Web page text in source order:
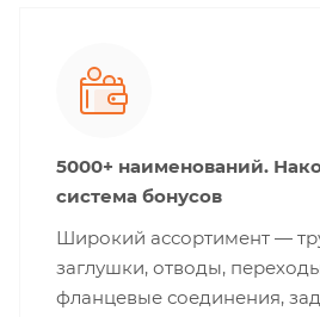
5000+ наименований.
система бонусов
Широкий ассортимент —
заглушки, отводы,
фланцевые соединения,